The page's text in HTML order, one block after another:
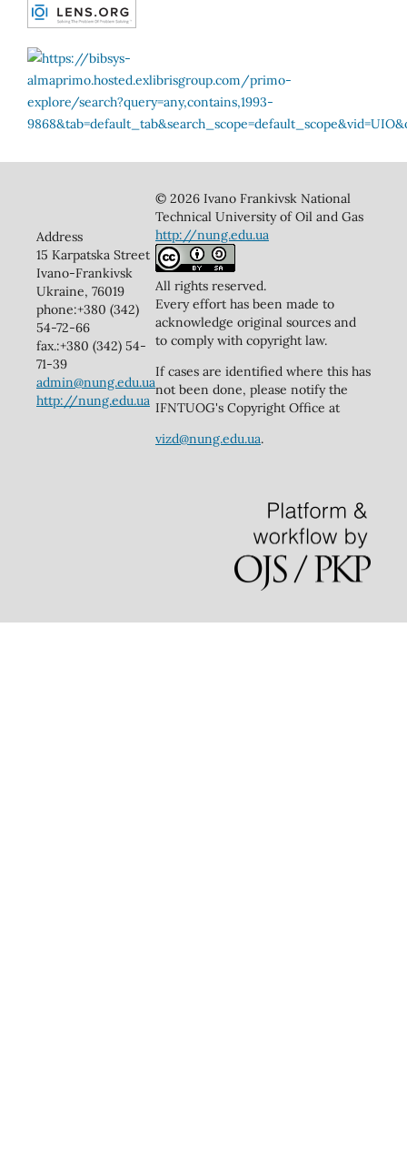
Address
15 Karpatska Street
Ivano-Frankivsk
Ukraine, 76019
phone:+380 (342)
54-72-66
fax.:+380 (342) 54-
71-39
admin@nung.edu.ua
http://nung.edu.ua
© 2026 Ivano Frankivsk National
Technical University of Oil and Gas
http://nung.edu.ua
All rights reserved.
Every effort has been made to
acknowledge original sources and
to comply with copyright law.
If cases are identified where this has
not been done, please notify the
IFNTUOG's Copyright Office at
vizd@nung.edu.ua.